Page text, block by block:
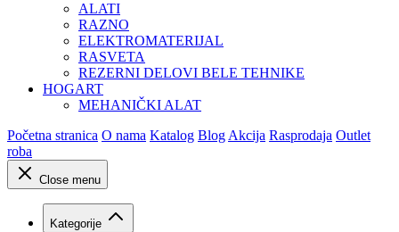
ALATI
RAZNO
ELEKTROMATERIJAL
RASVETA
REZERNI DELOVI BELE TEHNIKE
HOGART
MEHANIČKI ALAT
Početna stranica O nama Katalog Blog Akcija Rasprodaja Outlet
roba
Close menu
Kategorije